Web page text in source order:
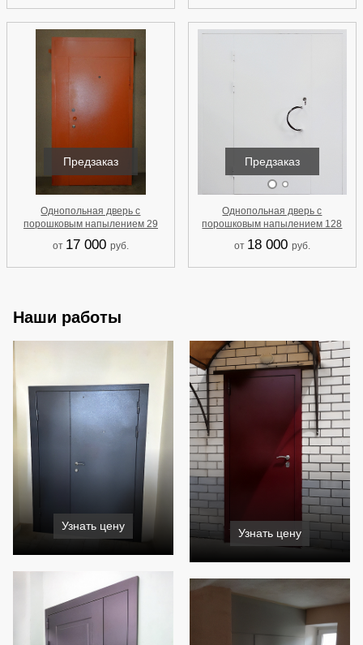
Предзаказ
Однопольная дверь с
порошковым напылением 29
от 17 000 руб.
Предзаказ
Однопольная дверь с
порошковым напылением 128
от 18 000 руб.
Наши работы
Узнать цену
Узнать цену